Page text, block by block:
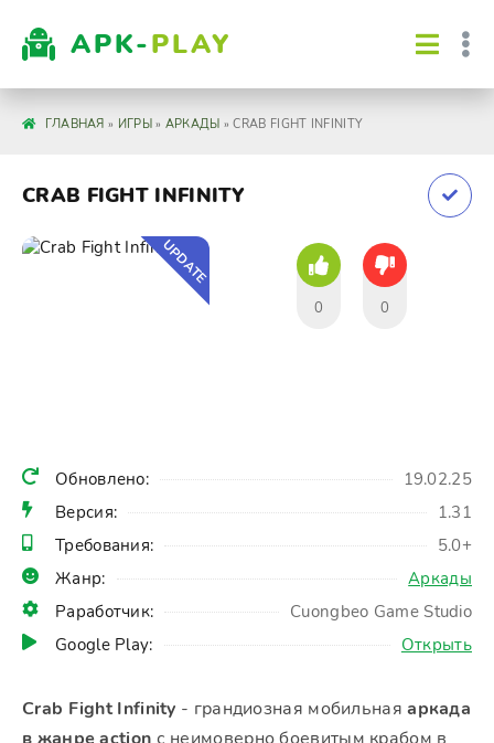
APK-PLAY
ГЛАВНАЯ » ИГРЫ» АРКАДЫ » CRAB FIGHT INFINITY
CRAB FIGHT INFINITY
Обновлено:
19.02.25
Версия:
1.31
Требования:
5.0+
Жанр:
Аркады
Раработчик:
Cuongbeo Game Studio
Google Play:
Открыть
UPDATE
0 0
Crab Fight Infinity - грандиозная мобильнаяаркада